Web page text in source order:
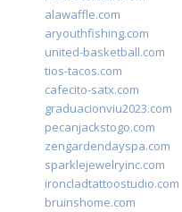
alawaffle.com
aryouthfishing.com
united-basketball.com
tios-tacos.com
cafecito-satx.com
graduacionviu2023.com
pecanjackstogo.com
zengardendayspa.com
sparklejewelryinc.com
ironcladtattoostudio.com
bruinshome.com